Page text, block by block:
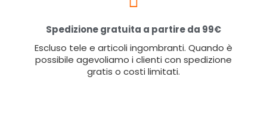
Spedizione gratuita a partire da 99€
Escluso tele e articoli ingombranti. Quando è
possibile agevoliamo i clienti con spedizione
gratis o costi limitati.